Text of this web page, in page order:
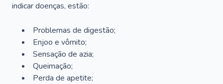
indicar doenças, estão:
Problemas de digestão;
Enjoo e vômito;
Sensação de azia;
Queimação;
Perda de apetite;